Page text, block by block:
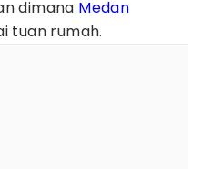
dimana Medan
tuan rumah.